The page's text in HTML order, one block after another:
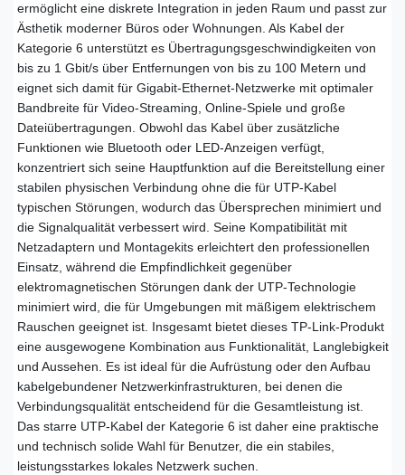
ermöglicht eine diskrete Integration in jeden Raum und passt zur
Ästhetik moderner Büros oder Wohnungen. Als Kabel der
Kategorie 6 unterstützt es Übertragungsgeschwindigkeiten von
bis zu 1 Gbit/s über Entfernungen von bis zu 100 Metern und
eignet sich damit für Gigabit-Ethernet-Netzwerke mit optimaler
Bandbreite für Video-Streaming, Online-Spiele und große
Dateiübertragungen. Obwohl das Kabel über zusätzliche
Funktionen wie Bluetooth oder LED-Anzeigen verfügt,
konzentriert sich seine Hauptfunktion auf die Bereitstellung einer
stabilen physischen Verbindung ohne die für UTP-Kabel
typischen Störungen, wodurch das Übersprechen minimiert und
die Signalqualität verbessert wird. Seine Kompatibilität mit
Netzadaptern und Montagekits erleichtert den professionellen
Einsatz, während die Empfindlichkeit gegenüber
elektromagnetischen Störungen dank der UTP-Technologie
minimiert wird, die für Umgebungen mit mäßigem elektrischem
Rauschen geeignet ist. Insgesamt bietet dieses TP-Link-Produkt
eine ausgewogene Kombination aus Funktionalität, Langlebigkeit
und Aussehen. Es ist ideal für die Aufrüstung oder den Aufbau
kabelgebundener Netzwerkinfrastrukturen, bei denen die
Verbindungsqualität entscheidend für die Gesamtleistung ist.
Das starre UTP-Kabel der Kategorie 6 ist daher eine praktische
und technisch solide Wahl für Benutzer, die ein stabiles,
leistungsstarkes lokales Netzwerk suchen.